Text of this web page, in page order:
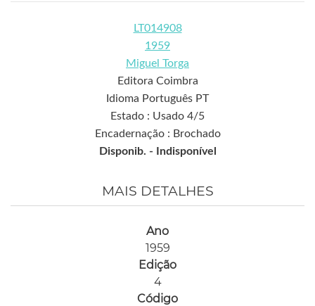
LT014908
1959
Miguel Torga
Editora Coimbra
Idioma Português PT
Estado : Usado 4/5
Encadernação : Brochado
Disponib. - Indisponível
MAIS DETALHES
Ano
1959
Edição
4
Código